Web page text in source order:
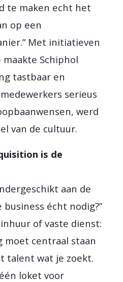
te maken echt het
op een
Met initiatieven
maakte Schiphol
tastbaar en
serieus
werd
van de cultuur.
is de
aan de
écht nodig?”
of vaste dienst:
moet centraal staan
talent wat je zoekt.
loket voor